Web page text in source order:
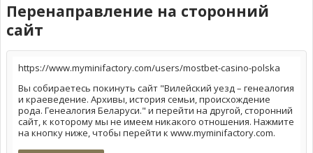
Перенаправление на сторонний
сайт
https://www.myminifactory.com/users/mostbet-casino-polska
Вы собираетесь покинуть сайт "Вилейский уезд – генеалогия
и краеведение. Архивы, история семьи, происхождение
рода. Генеалогия Беларуси." и перейти на другой, сторонний
сайт, к которому мы не имеем никакого отношения. Нажмите
на кнопку ниже, чтобы перейти к www.myminifactory.com.